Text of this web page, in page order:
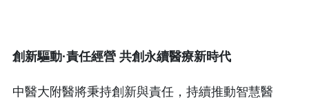
創新驅動·責任經營 共創永續醫療新時代
中醫大附醫將秉持創新與責任，持續推動智慧醫